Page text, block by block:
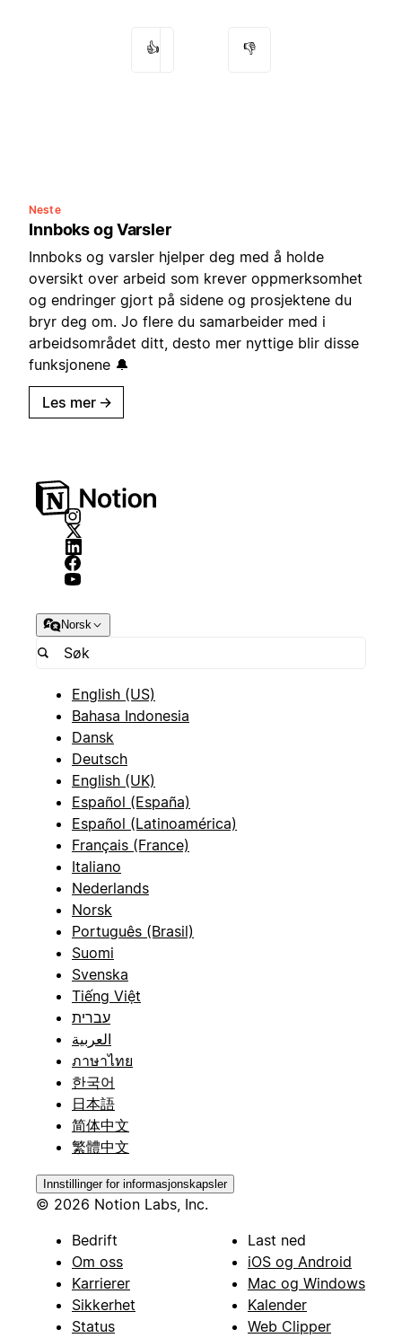
👍 👎
Neste
Innboks og Varsler
Innboks og varsler hjelper deg med å holde
oversikt over arbeid som krever oppmerksomhet
og endringer gjort på sidene og prosjektene du
bryr deg om. Jo flere du samarbeider med i
arbeidsområdet ditt, desto mer nyttige blir disse
funksjonene 🔔
Les mer →
Norsk
English (US)
Bahasa Indonesia
Dansk
Deutsch
English (UK)
Español (España)
Español (Latinoamérica)
Français (France)
Italiano
Nederlands
Norsk
Português (Brasil)
Suomi
Svenska
Tiếng Việt
עברית
العربية
ภาษาไทย
한국어
日本語
简体中文
繁體中文
Innstillinger for informasjonskapsler
© 2026 Notion Labs, Inc.
Bedrift
Om oss
Karrierer
Sikkerhet
Status
Last ned
iOS og Android
Mac og Windows
Kalender
Web Clipper